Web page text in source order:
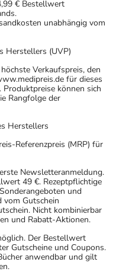
€ Bestellwert
unabhängig vom
Herstellers (UVP)
Verkaufspreis, den
für dieses
können sich
Rangfolge der
Herstellers
Referenzpreis (MRP) für
Newsletteranmeldung.
49 €. Rezeptpflichtige
und
vom Gutschein
Nicht kombinierbar
und Rabatt-Aktionen.
Der Bestellwert
Gutscheine und Coupons.
anwendbar und gilt